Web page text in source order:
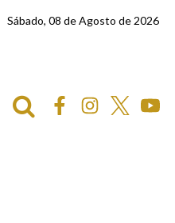
Sábado, 08 de Agosto de 2026